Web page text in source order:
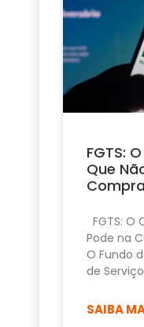
FGTS:
Que
FGTS: O
Pode na
O Fundo
de
SAIBA